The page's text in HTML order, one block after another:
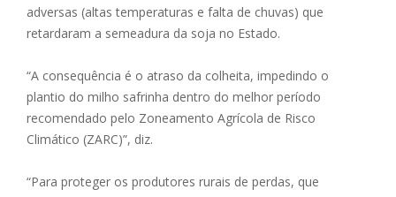
adversas (altas temperaturas e falta de chuvas) que
retardaram a semeadura da soja no Estado.
“A consequência é o atraso da colheita, impedindo o
plantio do milho safrinha dentro do melhor período
recomendado pelo Zoneamento Agrícola de Risco
Climático (ZARC)”, diz.
“Para proteger os produtores rurais de perdas, que